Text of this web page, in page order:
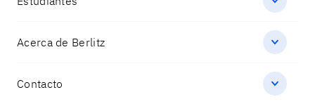
Acerca de Berlitz
Contacto